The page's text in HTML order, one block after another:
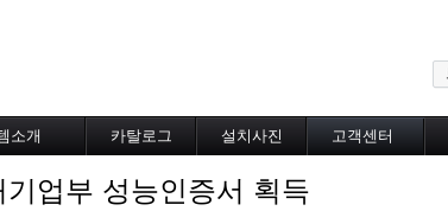
소개
설시스템
카탈로그 설치사진 고객센터
기업부 성능인증서 획득